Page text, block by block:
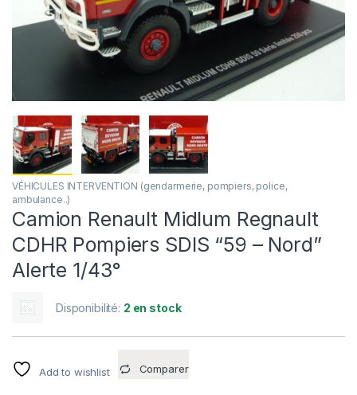
VÉHICULES INTERVENTION (gendarmerie, pompiers, police,
ambulance..)
Camion Renault Midlum Regnault
CDHR Pompiers SDIS “59 – Nord”
Alerte 1/43°
Disponibilité: 2 en stock
Add to wishlist Comparer